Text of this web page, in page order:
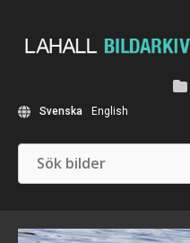
Svenska English